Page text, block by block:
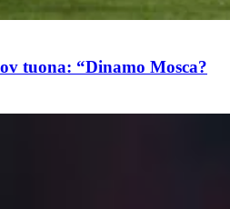
tuona: “Dinamo Mosca?